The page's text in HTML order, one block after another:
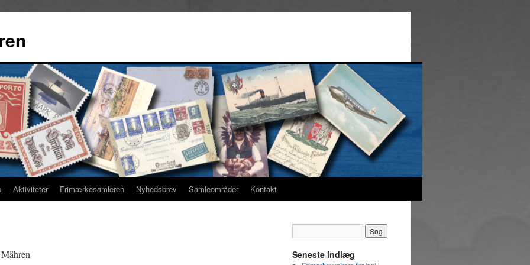
Aktiviteter Frimærkesamleren Nyhedsbrev Samleområder Kontakt
Seneste indlæg